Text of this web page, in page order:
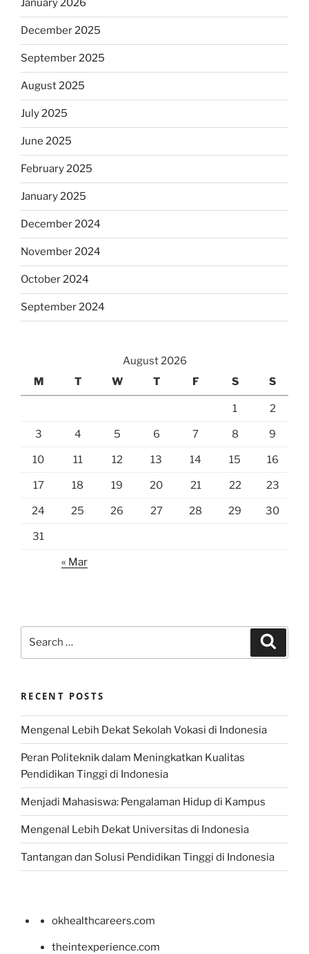
January 2026
December 2025
September 2025
August 2025
July 2025
June 2025
February 2025
January 2025
December 2024
November 2024
October 2024
September 2024
August 2026
M
T W T F S S
1 2
3 4 5 6 7 8 9
10 11 12 13 14 15 16
17 18 19 20 21 22 23
24 25 26 27 28 29 30
31
« Mar
RECENT POSTS
Mengenal Lebih Dekat Sekolah Vokasi di Indonesia
Peran Politeknik dalam Meningkatkan Kualitas
Pendidikan Tinggi di Indonesia
Menjadi Mahasiswa: Pengalaman Hidup di Kampus
Mengenal Lebih Dekat Universitas di Indonesia
Tantangan dan Solusi Pendidikan Tinggi di Indonesia
okhealthcareers.com
theintexperience.com